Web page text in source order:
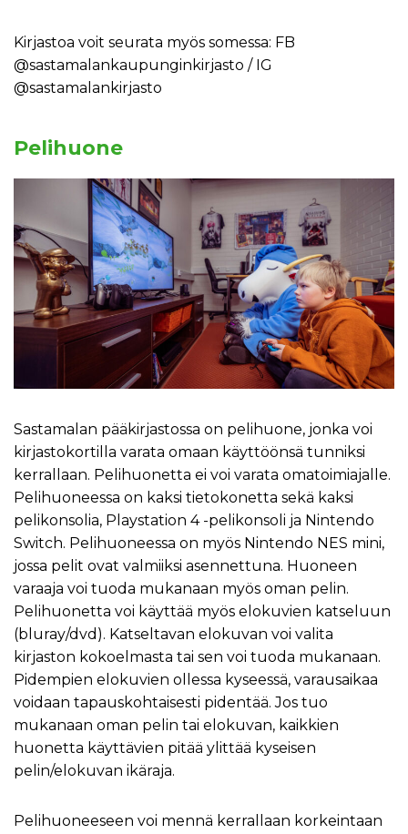
Kirjastoa voit seurata myös somessa: FB
@sastamalankaupunginkirjasto / IG
@sastamalankirjasto
Pelihuone
Sastamalan pääkirjastossa on pelihuone, jonka voi
kirjastokortilla varata omaan käyttöönsä tunniksi
kerrallaan. Pelihuonetta ei voi varata omatoimiajalle.
Pelihuoneessa on kaksi tietokonetta sekä kaksi
pelikonsolia, Playstation 4 -pelikonsoli ja Nintendo
Switch. Pelihuoneessa on myös Nintendo NES mini,
jossa pelit ovat valmiiksi asennettuna. Huoneen
varaaja voi tuoda mukanaan myös oman pelin.
Pelihuonetta voi käyttää myös elokuvien katseluun
(bluray/dvd). Katseltavan elokuvan voi valita
kirjaston kokoelmasta tai sen voi tuoda mukanaan.
Pidempien elokuvien ollessa kyseessä, varausaikaa
voidaan tapauskohtaisesti pidentää. Jos tuo
mukanaan oman pelin tai elokuvan, kaikkien
huonetta käyttävien pitää ylittää kyseisen
pelin/elokuvan ikäraja.
Pelihuoneeseen voi mennä kerrallaan korkeintaan